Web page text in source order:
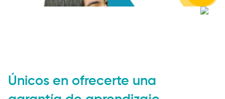
Únicos en ofrecerte una